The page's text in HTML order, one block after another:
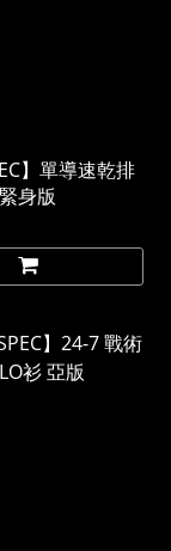
】單導速乾排
身版